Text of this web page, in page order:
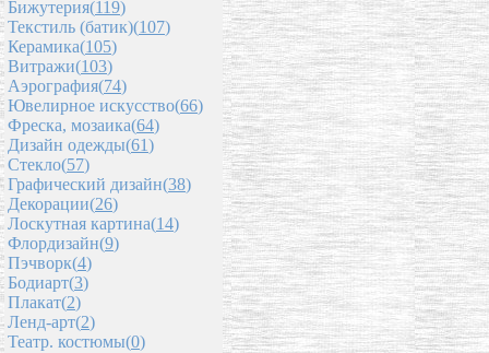
Бижутерия(119)
Текстиль (батик)(107)
Керамика(105)
Витражи(103)
Аэрография(74)
Ювелирное искусство(66)
Фреска, мозаика(64)
Дизайн одежды(61)
Стекло(57)
Графический дизайн(38)
Декорации(26)
Лоскутная картина(14)
Флордизайн(9)
Пэчворк(4)
Бодиарт(3)
Плакат(2)
Ленд-арт(2)
Театр. костюмы(0)